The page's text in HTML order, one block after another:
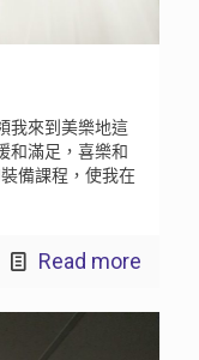
我來到美樂地這
和滿足，喜樂和
備課程，使我在
Read more